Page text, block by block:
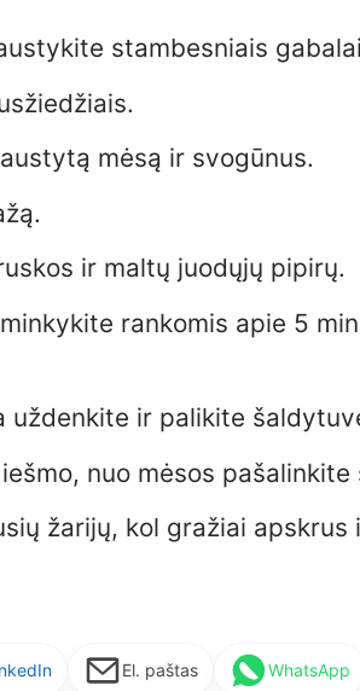
stambesniais
mėsą ir svogūnus.
ir maltų juodųjų pipirų.
rankomis apie 5
uždenkite ir palikite
nuo mėsos pašalinkite
žarijų, kol gražiai apskrus
El. paštas WhatsApp